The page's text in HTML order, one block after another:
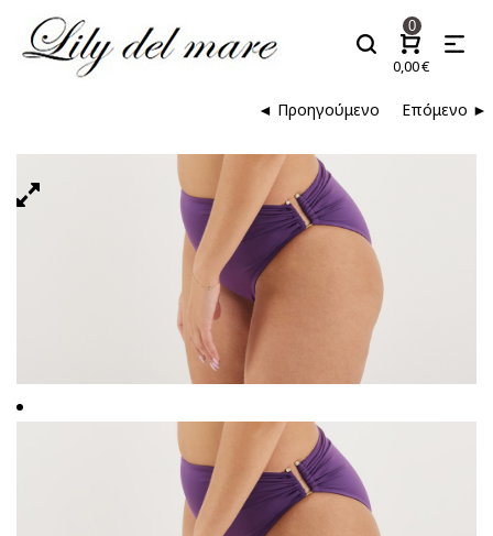
0
0,00€
Επόμενο ►
◄ Προηγούμενο